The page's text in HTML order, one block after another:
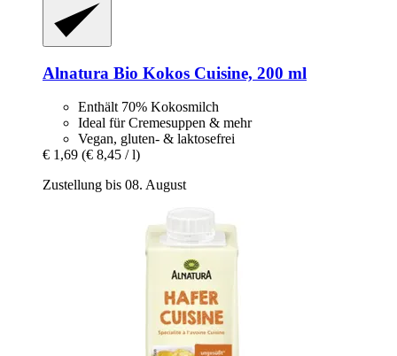
Alnatura Bio Kokos Cuisine, 200 ml
Enthält 70% Kokosmilch
Ideal für Cremesuppen & mehr
Vegan, gluten- & laktosefrei
€ 1,69 (€ 8,45 / l)
Zustellung bis 08. August